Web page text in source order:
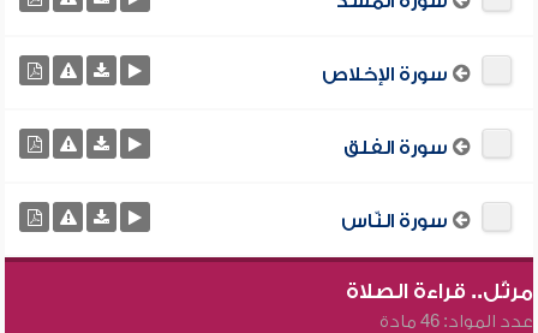
سورة الإخلاص
سورة الفلق
سورة النّاس
مرتّل.. قراءة الصلاة
عدد المواد: 46 مادة